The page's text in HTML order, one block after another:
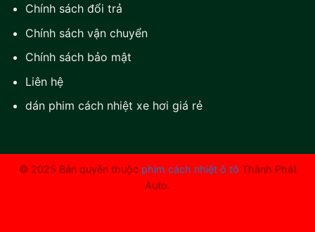
Chính sách đổi trả
Chính sách vận chuyển
Chính sách bảo mật
Liên hệ
dán phim cách nhiệt xe hơi giá rẻ
© 2025 Bản quyền thuộc phim cách nhiệt ô tô Thành Phát
Auto.